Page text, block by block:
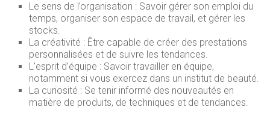
Le sens de l’organisation : Savoir gérer son emploi du
temps, organiser son espace de travail, et gérer les
stocks.
La créativité : Être capable de créer des prestations
personnalisées et de suivre les tendances.
L’esprit d’équipe : Savoir travailler en équipe,
notamment si vous exercez dans un institut de beauté.
La curiosité : Se tenir informé des nouveautés en
matière de produits, de techniques et de tendances.